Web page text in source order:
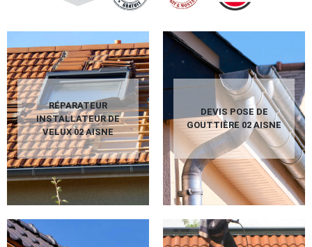
RÉPARATEUR
INSTALLATEUR DE
VELUX 02 AISNE
DEVIS POSE DE
GOUTTIÈRE 02 AISNE